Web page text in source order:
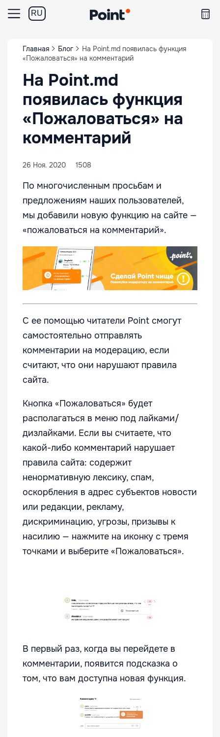
RU
Главная Блог
На Point.md появилась функция
«Пожаловаться» на комментарий
На Point.md
появилась функция
«Пожаловаться» на
комментарий
26 Ноя. 2020 1508
По многочисленным просьбам и
предложениям наших пользователей,
мы добавили новую функцию на сайте —
«пожаловаться на комментарий».
С ее помощью читатели Point смогут
самостоятельно отправлять
комментарии на модерацию, если
считают, что они нарушают правила
сайта.
Кнопка «Пожаловаться» будет
располагаться в меню под лайками/
дизлайками. Если вы считаете, что
какой-либо комментарий нарушает
правила сайта: содержит
ненормативную лексику, спам,
оскорбления в адрес субъектов новости
или редакции, рекламу,
дискриминацию, угрозы, призывы к
насилию — нажмите на иконку с тремя
точками и выберите «Пожаловаться».
В первый раз, когда вы перейдете в
комментарии, появится подсказка о
том, что вам доступна новая функция.